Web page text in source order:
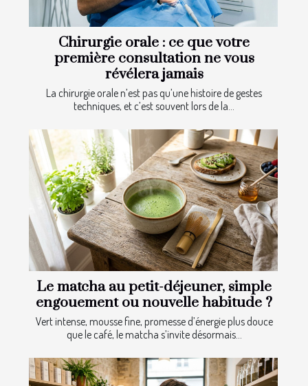
Chirurgie orale : ce que votre
première consultation ne vous
révélera jamais
La chirurgie orale n’est pas qu’une histoire de gestes
techniques, et c’est souvent lors de la...
Le matcha au petit-déjeuner, simple
engouement ou nouvelle habitude ?
Vert intense, mousse fine, promesse d’énergie plus douce
que le café, le matcha s’invite désormais...